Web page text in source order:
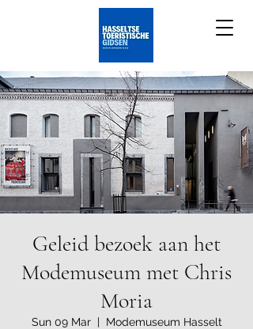
Geleid bezoek aan het
Modemuseum met Chris
Moria
Sun 09 Mar
  |
Modemuseum Hasselt